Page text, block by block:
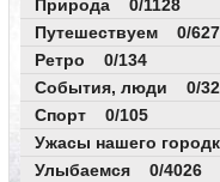
Природа 0/1128
Путешествуем 0/627
Ретро 0/134
События, люди 0/32
Спорт 0/105
Ужасы нашего
Улыбаемся 0/4026